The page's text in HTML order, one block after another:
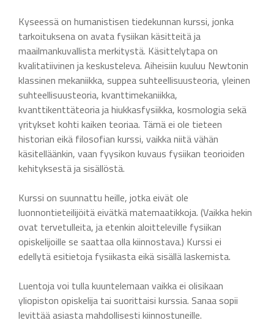
Kyseessä on humanistisen tiedekunnan kurssi, jonka
tarkoituksena on avata fysiikan käsitteitä ja
maailmankuvallista merkitystä. Käsittelytapa on
kvalitatiivinen ja keskusteleva. Aiheisiin kuuluu Newtonin
klassinen mekaniikka, suppea suhteellisuusteoria, yleinen
suhteellisuusteoria, kvanttimekaniikka,
kvanttikenttäteoria ja hiukkasfysiikka, kosmologia sekä
yritykset kohti kaiken teoriaa. Tämä ei ole tieteen
historian eikä filosofian kurssi, vaikka niitä vähän
käsitelläänkin, vaan fyysikon kuvaus fysiikan teorioiden
kehityksestä ja sisällöstä.
Kurssi on suunnattu heille, jotka eivät ole
luonnontieteilijöitä eivätkä matemaatikkoja. (Vaikka hekin
ovat tervetulleita, ja etenkin aloitteleville fysiikan
opiskelijoille se saattaa olla kiinnostava.) Kurssi ei
edellytä esitietoja fysiikasta eikä sisällä laskemista.
Luentoja voi tulla kuuntelemaan vaikka ei olisikaan
yliopiston opiskelija tai suorittaisi kurssia. Sanaa sopii
levittää asiasta mahdollisesti kiinnostuneille.